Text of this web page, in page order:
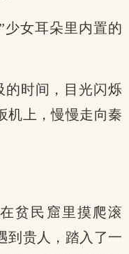
少女耳朵里内置的
的时间，目光闪烁
机上，慢慢走向秦
贫民窟里摸爬滚
到贵人，踏入了一